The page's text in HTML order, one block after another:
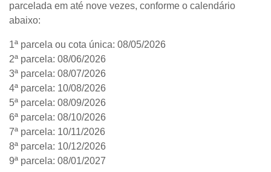
parcelada em até nove vezes, conforme o calendário
abaixo:
1ª parcela ou cota única: 08/05/2026
2ª parcela: 08/06/2026
3ª parcela: 08/07/2026
4ª parcela: 10/08/2026
5ª parcela: 08/09/2026
6ª parcela: 08/10/2026
7ª parcela: 10/11/2026
8ª parcela: 10/12/2026
9ª parcela: 08/01/2027